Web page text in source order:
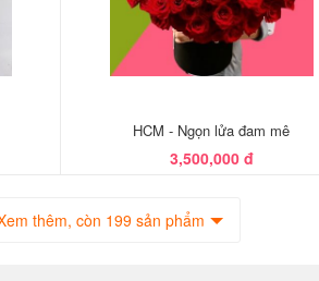
HCM - Ngọn lửa đam mê
3,500,000 đ
thêm, còn 199 sản phẩm